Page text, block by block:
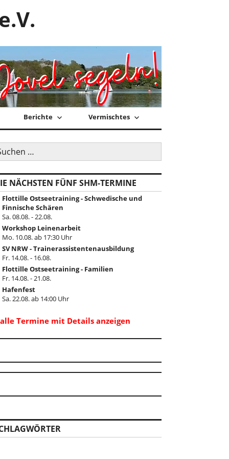
Berichte Vermischtes
NÄCHSTEN FÜNF SHM-TERMINE
Flottille Ostseetraining - Schwedische und
Finnische Schären
Sa. 08.08. - 22.08.
Workshop Leinenarbeit
Mo. 10.08. ab 17:30 Uhr
SV NRW - Trainerassistentenausbildung
Fr. 14.08. - 16.08.
Flottille Ostseetraining - Familien
Fr. 14.08. - 21.08.
Hafenfest
Sa. 22.08. ab 14:00 Uhr
Termine mit Details anzeigen